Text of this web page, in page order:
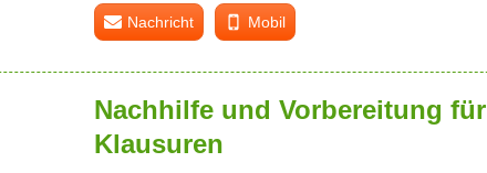
Nachricht Mobil
Nachhilfe und Vorbereitung für
Klausuren